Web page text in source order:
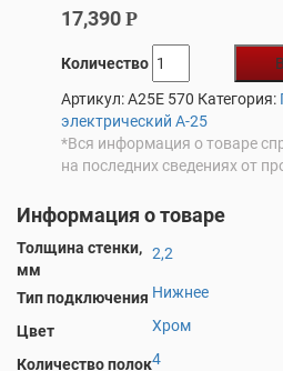
17,390 Р
Количество
Артикул:A25E 570 Категория:
электрический А-25
*Вся информация о товаре
на последних сведениях от
Информация о товаре
Толщина стенки,
мм
2,2
Тип подключения Нижнее
Цвет Хром
Количество полок4